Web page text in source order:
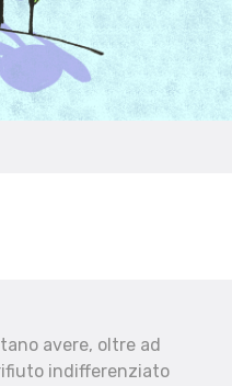
avere, oltre ad
indifferenziato